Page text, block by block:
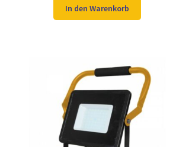
war:
69,98 €
ist:
29,99 €.
In den Warenkorb